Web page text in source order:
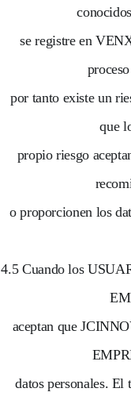
se registre en
por tanto existe un
que
propio riesgo
o proporcionen los
4.5 Cuando los
aceptan que
datos personales. El